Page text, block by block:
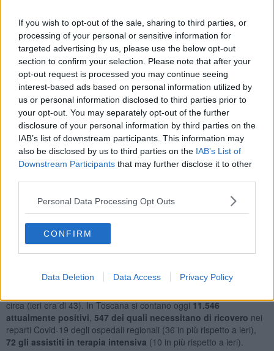
If you wish to opt-out of the sale, sharing to third parties, or
processing of your personal or sensitive information for
targeted advertising by us, please use the below opt-out
section to confirm your selection. Please note that after your
opt-out request is processed you may continue seeing
interest-based ads based on personal information utilized by
us or personal information disclosed to third parties prior to
your opt-out. You may separately opt-out of the further
disclosure of your personal information by third parties on the
IAB’s list of downstream participants. This information may
also be disclosed by us to third parties on the IAB’s List of
Downstream Participants that may further disclose it to other
Personal Data Processing Opt Outs
CONFIRM
Data Deletion Data Access Privacy Policy
dell'analisi di 7.359 tamponi (esclusi i tamponi di controllo), un
numero di poco superiore a quello di ieri.
Con i 30 casi odierni salgono a2.679 le positività al coronavirus
rilevate tra piana di Lucca, Garfagnana e Versiliadall'inizio
dell'epidemia,24.600 totali in Toscana, dove ad oggi si contano
11.846guariti e 1.208 deceduti.
Questa la ripartizione dei 30 nuovi casi della provincia di Lucca per
ambito eComune di rilevazione, come riportati dalla Ausl
Toscana nord ovest:
Montecarlo 2;
Gallicano 1, Piazza al Serchio 1, Pieve Fosciana 2 Villa
Collemandina 1;
Seravezza 1.
circa (ieri era di 43). In Toscana si contano oggi11.546
attualmente positivi 547 dei quali necessitano di ricovero nei
reparti Covid-19 degli ospedali regionali (36 in più rispetto a ieri),
72 gli assistiti in terapia intensiva (10 in più rispetto a ieri).